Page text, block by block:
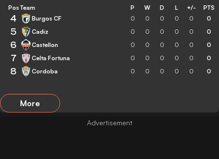
Pos Team P W D L +/- PTS
4 Burgos CF 0 0 0 0 0 0
5 Cadiz 0 0 0 0 0 0
6 Castellon 0 0 0 0 0 0
7 Celta Fortuna 0 0 0 0 0 0
8 Cordoba 0 0 0 0 0 0
More